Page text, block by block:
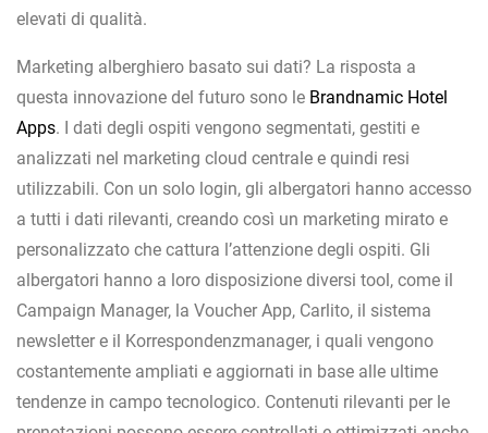
elevati di qualità.
Marketing alberghiero basato sui dati? La risposta a
questa innovazione del futuro sono le Brandnamic Hotel
Apps. I dati degli ospiti vengono segmentati, gestiti e
analizzati nel marketing cloud centrale e quindi resi
utilizzabili. Con un solo login, gli albergatori hanno accesso
a tutti i dati rilevanti, creando così un marketing mirato e
personalizzato che cattura l’attenzione degli ospiti. Gli
albergatori hanno a loro disposizione diversi tool, come il
Campaign Manager, la Voucher App, Carlito, il sistema
newsletter e il Korrespondenzmanager, i quali vengono
costantemente ampliati e aggiornati in base alle ultime
tendenze in campo tecnologico. Contenuti rilevanti per le